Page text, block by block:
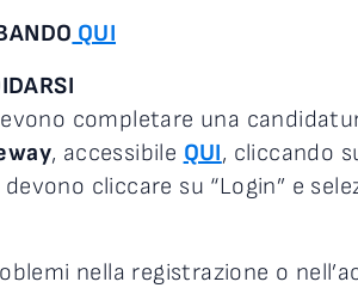
QUI
completare una
, accessibile QUI, cliccando
cliccare su “Login” e
nella registrazione o